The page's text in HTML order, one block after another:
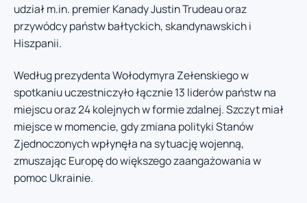
udział m.in. premier Kanady Justin Trudeau oraz
przywódcy państw bałtyckich, skandynawskich i
Hiszpanii.
Według prezydenta Wołodymyra Zełenskiego w
spotkaniu uczestniczyło łącznie 13 liderów państw na
miejscu oraz 24 kolejnych w formie zdalnej. Szczyt miał
miejsce w momencie, gdy zmiana polityki Stanów
Zjednoczonych wpłynęła na sytuację wojenną,
zmuszając Europę do większego zaangażowania w
pomoc Ukrainie.